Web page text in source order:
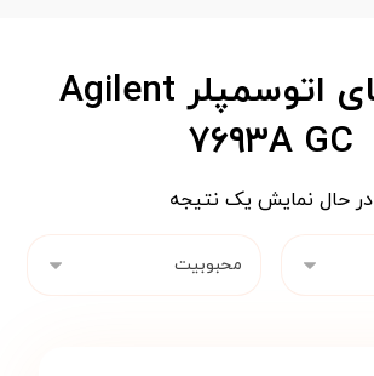
کاربردهای اتوسمپلر Agilent
۷۶۹۳A GC
در حال نمایش یک نتیجه